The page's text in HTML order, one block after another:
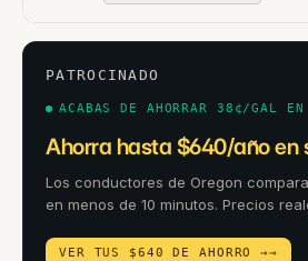
PATROCINADO
ACABAS DE AHORRAR 38¢/GAL
Ahorra hasta $640/año en
Los conductores de Oregon
en menos de 10 minutos. Precios
VER TUS $640 DE AHORRO →→